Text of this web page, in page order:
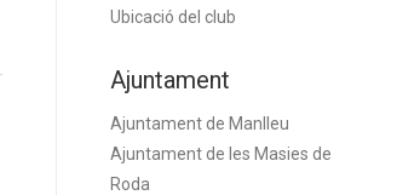
Ubicació del club
Ajuntament
Ajuntament de Manlleu
Ajuntament de les Masies de
Roda